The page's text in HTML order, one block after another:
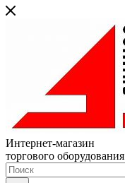
Интернет-магазин
торгового оборудования